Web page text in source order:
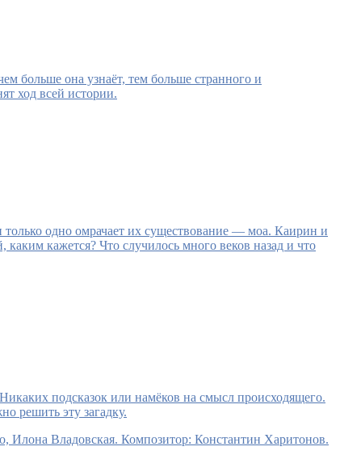
больше она узнаёт, тем больше странного и
ход всей истории.
одно омрачает их существование — моа. Каирин и
кажется? Что случилось много веков назад и что
подсказок или намёков на смысл происходящего.
решить эту загадку.
Владовская. Композитор: Константин Харитонов.